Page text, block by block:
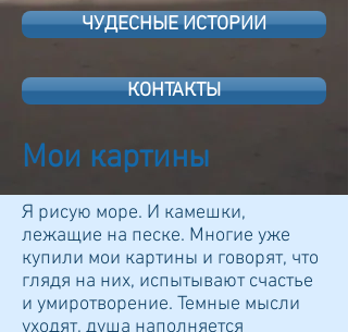
ЧУДЕСНЫЕ ИСТОРИИ
КОНТАКТЫ
Мои картины
Я рисую море. И камешки,
лежащие на песке. Многие уже
купили мои картины и говорят, что
глядя на них, испытывают счастье
и умиротворение. Темные мысли
уходят, душа наполняется